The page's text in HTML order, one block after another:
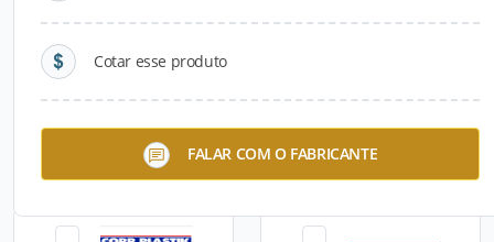
Cotar esse produto
FALAR COM O FABRICANTE
Tubo PVC-O Esgoto PN 12,5